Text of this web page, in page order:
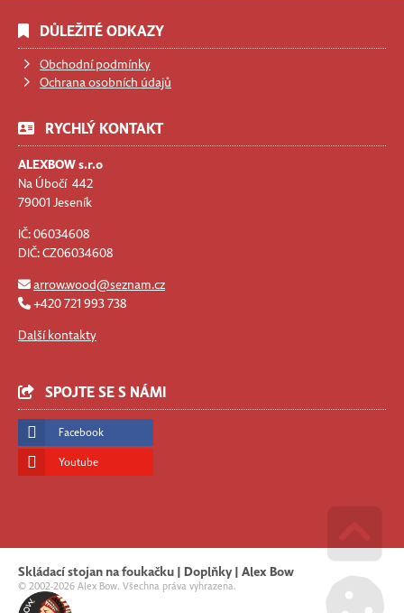
DŮLEŽITÉ ODKAZY
Obchodní podmínky
Ochrana osobních údajů
RYCHLÝ KONTAKT
ALEXBOW s.r.o
Na Úbočí 442
79001 Jeseník
IČ: 06034608
DIČ: CZ06034608
arrow.wood@seznam.cz
+420 721 993 738
Další kontakty
SPOJTE SE S NÁMI
Facebook
Youtube
Skládací stojan na foukačku | Doplňky | Alex Bow
© 2002-2026 Alex Bow. Všechna práva vyhrazena. Go